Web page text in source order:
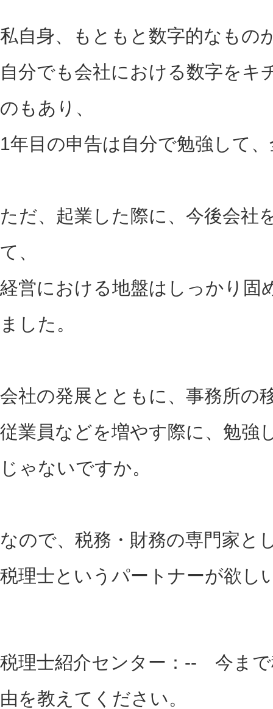
私自身、もともと数字的なもの
自分でも会社における数字を
のもあり、
1年目の申告は自分で勉強して
ただ、起業した際に、今後会社
て、
経営における地盤はしっかり固
ました。
会社の発展とともに、事務所の
従業員などを増やす際に、勉強
じゃないですか。
なので、税務・財務の専門家と
税理士というパートナーが欲し
税理士紹介センター：-- 今ま
由を教えてください。